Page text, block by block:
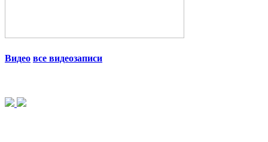
Видео все видеозаписи